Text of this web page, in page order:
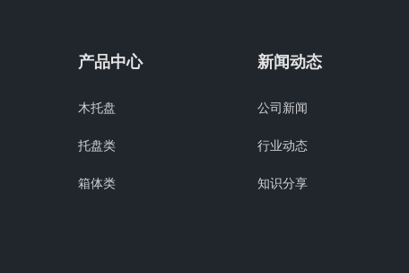
产品中心
木托盘
托盘类
箱体类
新闻动态
公司新闻
行业动态
知识分享